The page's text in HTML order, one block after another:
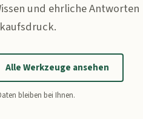
und ehrliche Antworten
Alle Werkzeuge ansehen
bleiben bei Ihnen.